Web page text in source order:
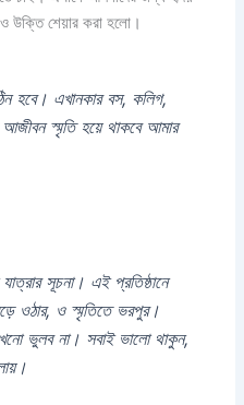
ও উক্তি শেয়ার করা হলো।
হবে। এখানকার বস, কলিগ,
আজীবন স্মৃতি হয়ে থাকবে আমার
সূচনা। এই প্রতিষ্ঠানে
ওঠার, ও স্মৃতিতে ভরপুর।
ভুলব না। সবাই ভালো থাকুন,